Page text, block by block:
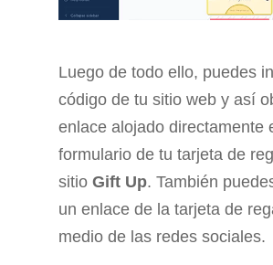
Luego de todo ello, puedes
código de tu sitio web y así
enlace alojado directamente
formulario de tu tarjeta de
sitio Gift Up. También
un enlace de la tarjeta de
medio de las redes sociales.